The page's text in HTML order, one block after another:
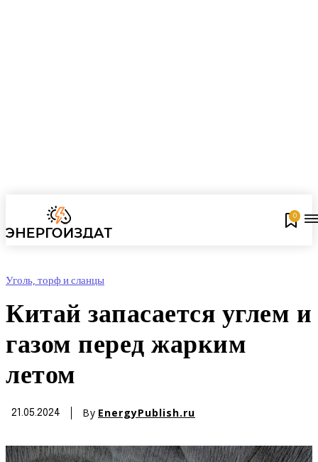
0
Уголь, торф и сланцы
Китай запасается углем и
газом перед жарким
летом
21.05.2024 By EnergyPublish.ru